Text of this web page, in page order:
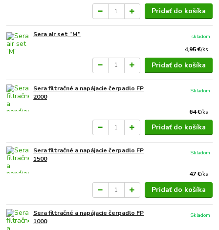
Pridať do košíka
Sera air set “M”
4,95 €/ks
skladom
Pridať do košíka
Sera filtračné a napájacie čerpadlo FP
2000
64 €/ks
Skladom
Pridať do košíka
Sera filtračné a napájacie čerpadlo FP
1500
47 €/ks
Skladom
Pridať do košíka
Sera filtračné a napájacie čerpadlo FP
1000
Skladom